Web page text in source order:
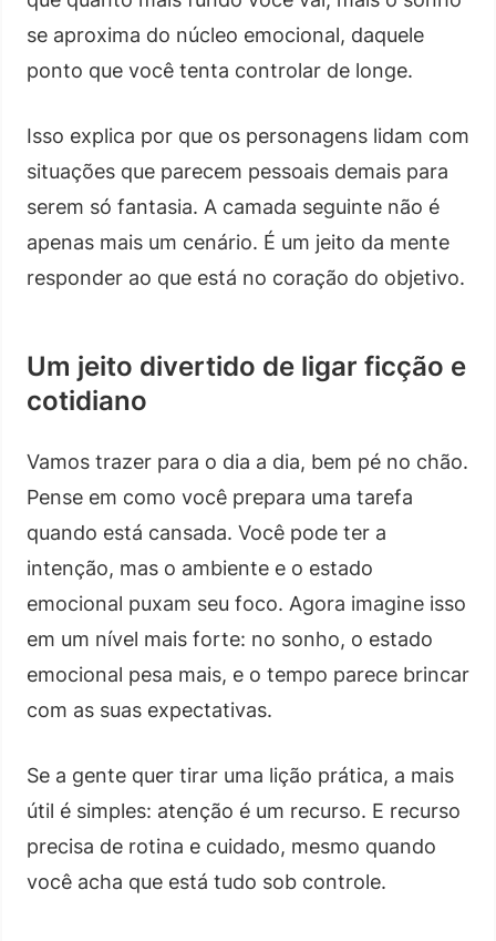
se aproxima do núcleo emocional, daquele
ponto que você tenta controlar de longe.
Isso explica por que os personagens lidam com
situações que parecem pessoais demais para
serem só fantasia. A camada seguinte não é
apenas mais um cenário. É um jeito da mente
responder ao que está no coração do objetivo.
Um jeito divertido de ligar ficção e
cotidiano
Vamos trazer para o dia a dia, bem pé no chão.
Pense em como você prepara uma tarefa
quando está cansada. Você pode ter a
intenção, mas o ambiente e o estado
emocional puxam seu foco. Agora imagine isso
em um nível mais forte: no sonho, o estado
emocional pesa mais, e o tempo parece brincar
com as suas expectativas.
Se a gente quer tirar uma lição prática, a mais
útil é simples: atenção é um recurso. E recurso
precisa de rotina e cuidado, mesmo quando
você acha que está tudo sob controle.